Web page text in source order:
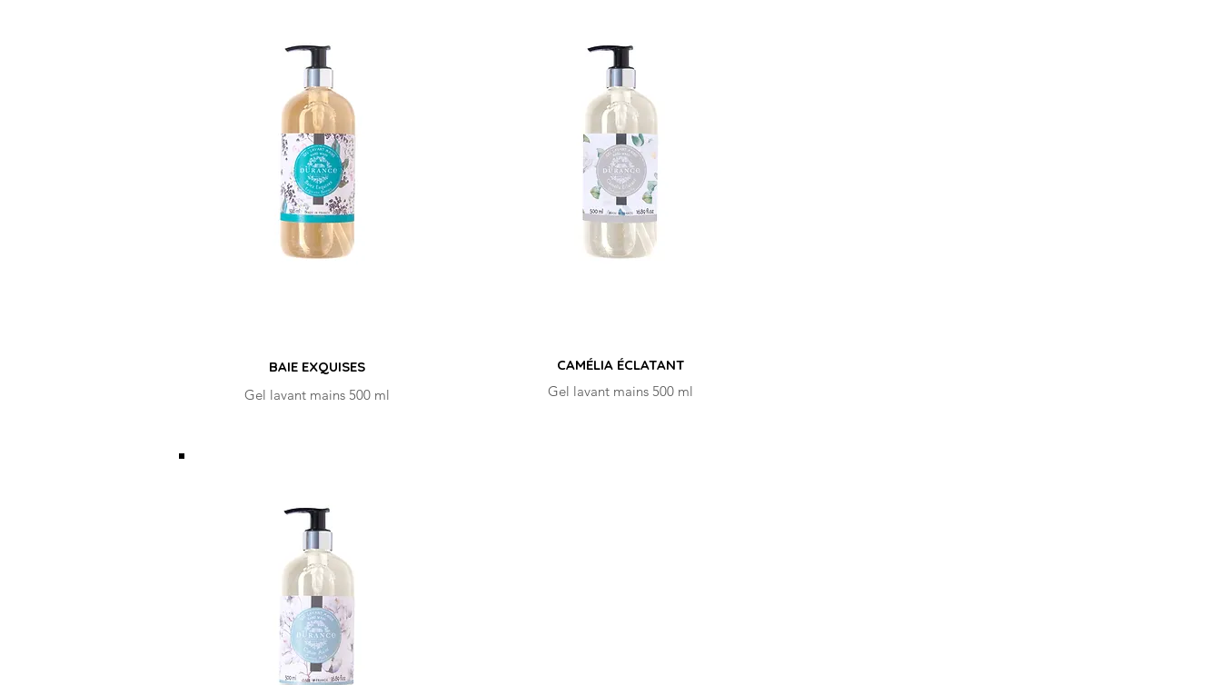
BAIE EXQUISES
Gel lavant mains 500 ml
CAMÉLIA ÉCLATANT
Gel lavant mains 500 ml